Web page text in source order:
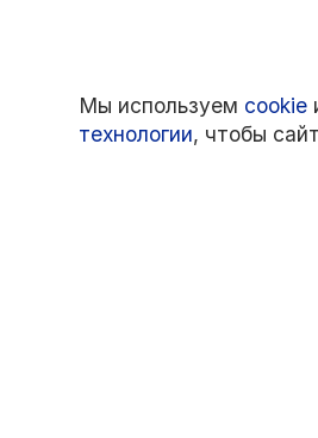
Мы используем cookie
технологии, чтобы